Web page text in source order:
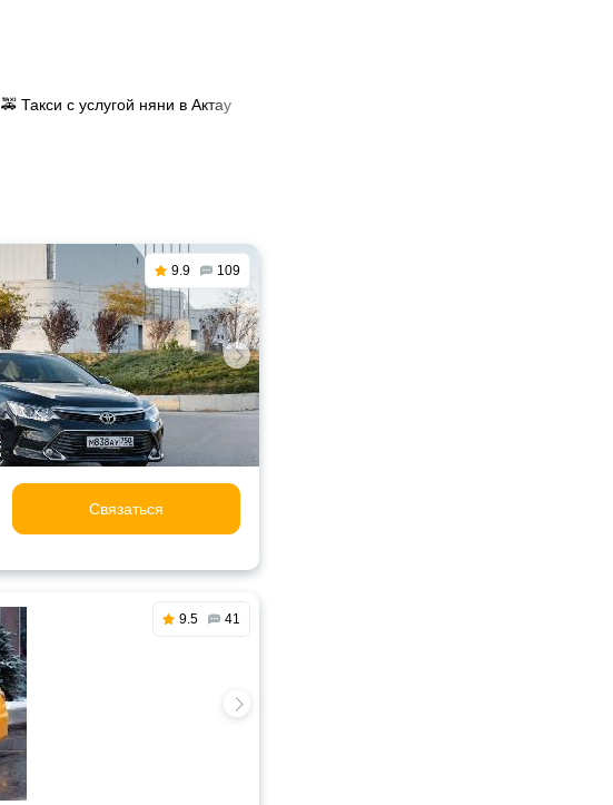
🚕 Такси с услугой няни в Актау
9.9 109
Связаться
9.5 41